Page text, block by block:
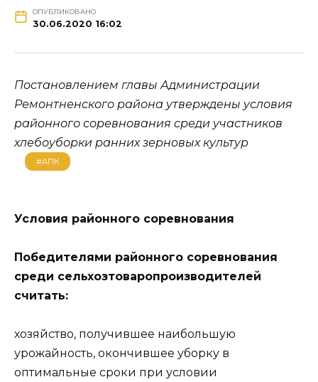
ОПУБЛИКОВАНО
30.06.2020 16:02
Постановлением главы Администрации
Ремонтненского района утверждены условия
районного соревнования среди участников
хлебоуборки ранних зерновых культур
#АПК
Условия районного соревнования
Победителями районного соревнования
среди сельхозтоваропроизводителей
считать:
хозяйство, получившее наибольшую
урожайность, окончившее уборку в
оптимальные сроки при условии